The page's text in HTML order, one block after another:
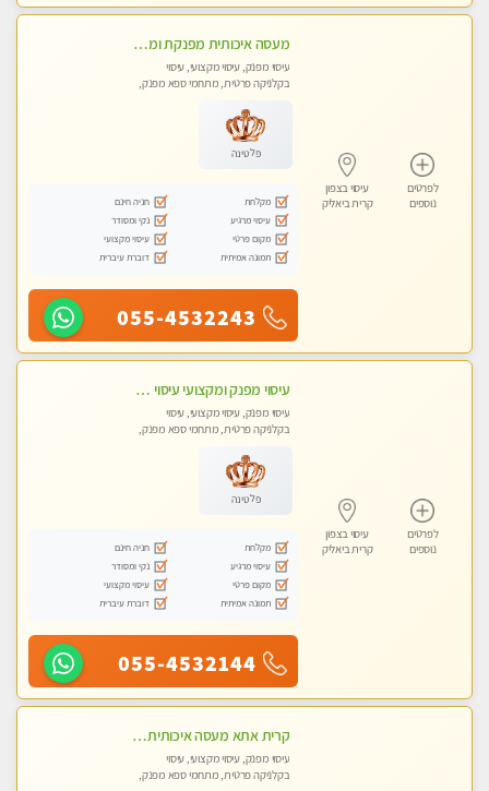
לפרטים
נוספים
עיסוי בצפון
קרית ביאליק
מעסה איכותית מפנקת ומקצועית עיסוי חלומי ..... בקריות
עיסוי מפנק, עיסוי מקצועי, עיסוי
בקלניקה פרטית, מתחמי ספא מפנק,
פלטינה
מקלחת
חניה חינם
עיסוי מרגיע
נקי ומסודר
מקום פרטי
עיסוי מקצועי
תמונה אמיתית
דוברת עיברית
055-4532243
לפרטים
נוספים
עיסוי בצפון
קרית ביאליק
עיסוי מפנק ומקצועי עיסוי עם אבנים חמות. מעסה עם תעודות. טיפול מרגיע משחרר באווירה נעימה נקיה ומסודרת. יש חניה ומקלחת
עיסוי מפנק, עיסוי מקצועי, עיסוי
בקלניקה פרטית, מתחמי ספא מפנק,
פלטינה
מקלחת
חניה חינם
עיסוי מרגיע
נקי ומסודר
מקום פרטי
עיסוי מקצועי
תמונה אמיתית
דוברת עיברית
055-4532144
קרית אתא מעסה איכותית מקצועית ללא מין
עיסוי מפנק, עיסוי מקצועי, עיסוי
בקלניקה פרטית, מתחמי ספא מפנק,